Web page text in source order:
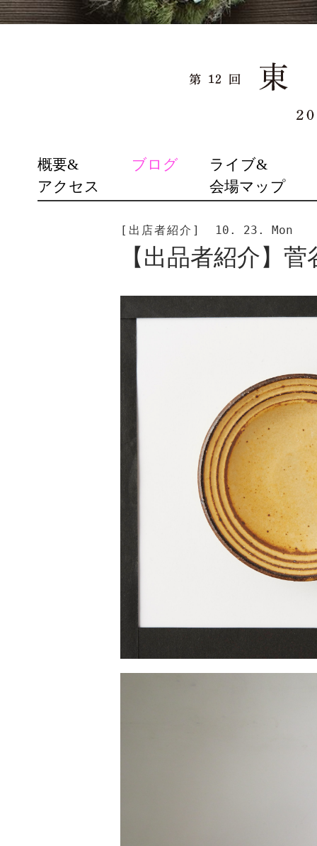
SKIP
TO
CONTENT
概要&
アクセス
ブログ
ライブ&
会場マップ
[出店者紹介] 10. 23. Mon
【出品者紹介】